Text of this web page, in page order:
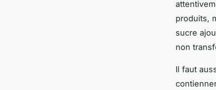
produits,
sucre
non
Il faut